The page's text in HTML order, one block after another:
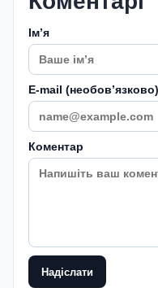
Імʼя
E-mail (необовʼязково)
Коментар
Надіслати